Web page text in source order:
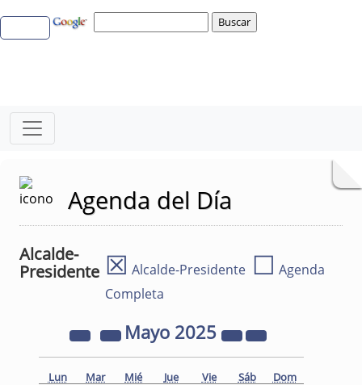
Agenda del Día
Alcalde-
Presidente ☒ Alcalde-Presidente ☐ Agenda
Completa
Mayo 2025
Lun Mar Mié Jue Vie Sáb Dom